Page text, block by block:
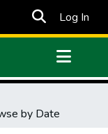
Log In
by Date